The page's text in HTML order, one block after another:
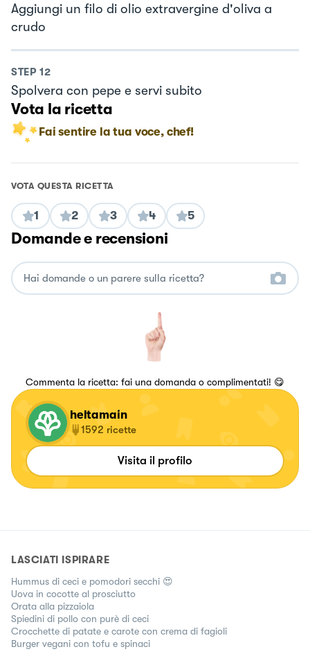
Aggiungi un filo di olio extravergine d'oliva a
crudo
STEP 12
Spolvera con pepe e servi subito
Vota la ricetta
Fai sentire la tua voce, chef!
VOTA QUESTA RICETTA
1 2 3 4 5
Domande e recensioni
Commenta la ricetta: fai una domanda o complimentati! 😋
heltamain
1592 ricette
Visita il profilo
LASCIATI ISPIRARE
Hummus di ceci e pomodori secchi 😍
Uova in cocotte al prosciutto
Orata alla pizzaiola
Spiedini di pollo con purè di ceci
Crocchette di patate e carote con crema di fagioli
Burger vegani con tofu e spinaci